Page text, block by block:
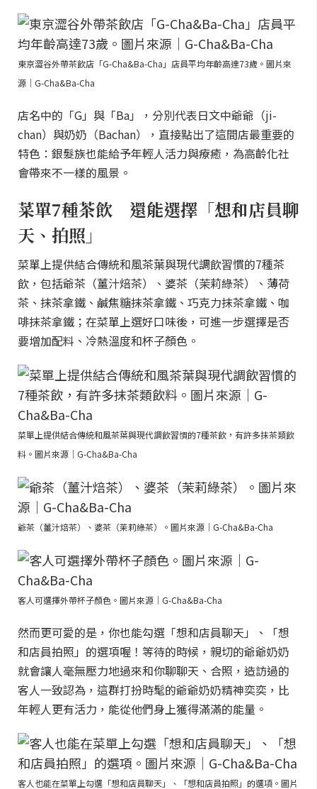
東京澀谷外帶茶飲店「G-Cha&Ba-Cha」店員平均年齡高達73歲。圖片來
源｜G-Cha&Ba-Cha
店名中的「G」與「Ba」，分別代表日文中爺爺（ji-
chan）與奶奶（Bachan），直接點出了這間店最重要的
特色：銀髮族也能給予年輕人活力與療癒，為高齡化社
會帶來不一樣的風景。
菜單7種茶飲 還能選擇「想和店員聊
天、拍照」
菜單上提供結合傳統和風茶葉與現代調飲習慣的7種茶
飲，包括爺茶（薑汁焙茶）、婆茶（茉莉綠茶）、薄荷
茶、抹茶拿鐵、鹹焦糖抹茶拿鐵、巧克力抹茶拿鐵、咖
啡抹茶拿鐵；在菜單上選好口味後，可進一步選擇是否
要增加配料、冷熱溫度和杯子顏色。
菜單上提供結合傳統和風茶葉與現代調飲習慣的7種茶飲，有許多抹茶類飲
料。圖片來源｜G-Cha&Ba-Cha
爺茶（薑汁焙茶）、婆茶（茉莉綠茶）。圖片來源｜G-Cha&Ba-Cha
客人可選擇外帶杯子顏色。圖片來源｜G-Cha&Ba-Cha
然而更可愛的是，你也能勾選「想和店員聊天」、「想
和店員拍照」的選項喔！等待的時候，親切的爺爺奶奶
就會讓人毫無壓力地過來和你聊聊天、合照，造訪過的
客人一致認為，這群打扮時髦的爺爺奶奶精神奕奕，比
年輕人更有活力，能從他們身上獲得滿滿的能量。
客人也能在菜單上勾選「想和店員聊天」、「想和店員拍照」的選項。圖片